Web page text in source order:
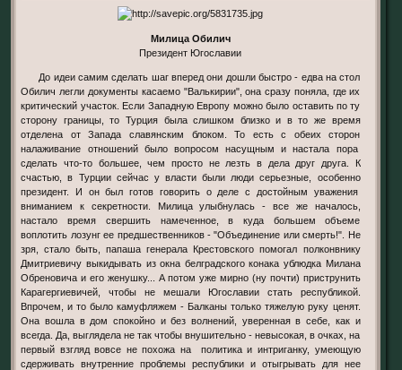
Милица Обилич
Президент Югославии
До идеи самим сделать шаг вперед они дошли быстро - едва на стол
Обилич легли документы касаемо "Валькирии", она сразу поняла, где их
критический участок. Если Западную Европу можно было оставить по ту
сторону границы, то Турция была слишком близко и в то же время
отделена от Запада славянским блоком. То есть с обеих сторон
налаживание отношений было вопросом насущным и настала пора
сделать что-то большее, чем просто не лезть в дела друг друга. К
счастью, в Турции сейчас у власти были люди серьезные, особенно
президент. И он был готов говорить о деле с достойным уважения
вниманием к секретности. Милица улыбнулась - все же началось,
настало время свершить намеченное, в куда большем объеме
воплотить лозунг ее предшественников - "Объединение или смерть!". Не
зря, стало быть, папаша генерала Крестовского помогал полконвнику
Дмитриевичу выкидывать из окна белградского конака ублюдка Милана
Обреновича и его женушку... А потом уже мирно (ну почти) приструнить
Карагергиевичей, чтобы не мешали Югославии стать республикой.
Впрочем, и то было камуфляжем - Балканы только тяжелую руку ценят.
Она вошла в дом спокойно и без волнений, уверенная в себе, как и
всегда. Да, выглядела не так чтобы внушительно - невысокая, в очках, на
первый взгляд вовсе не похожа на политика и интриганку, умеющую
сдерживать внутренние проблемы республики и отыгрывать для нее